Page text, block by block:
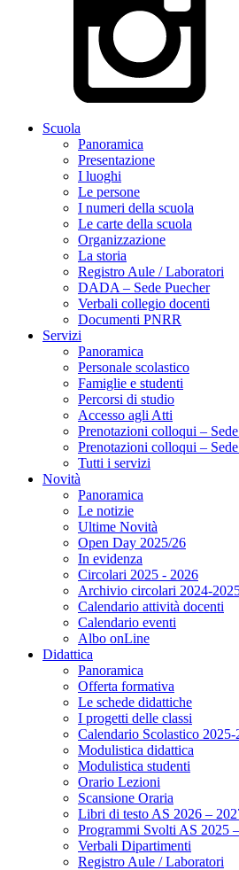
Scuola
Panoramica
Presentazione
I luoghi
Le persone
I numeri della scuola
Le carte della scuola
Organizzazione
La storia
Registro Aule / Laboratori
DADA – Sede Puecher
Verbali collegio docenti
Documenti PNRR
Servizi
Panoramica
Personale scolastico
Famiglie e studenti
Percorsi di studio
Accesso agli Atti
Prenotazioni colloqui –
Prenotazioni colloqui –
Tutti i servizi
Novità
Panoramica
Le notizie
Ultime Novità
Open Day 2025/26
In evidenza
Circolari 2025 - 2026
Archivio circolari 2024-
Calendario attività docenti
Calendario eventi
Albo onLine
Didattica
Panoramica
Offerta formativa
Le schede didattiche
I progetti delle classi
Calendario Scolastico 2025-
Modulistica didattica
Modulistica studenti
Orario Lezioni
Scansione Oraria
Libri di testo AS 2026 –
Programmi Svolti AS 2025
Verbali Dipartimenti
Registro Aule / Laboratori